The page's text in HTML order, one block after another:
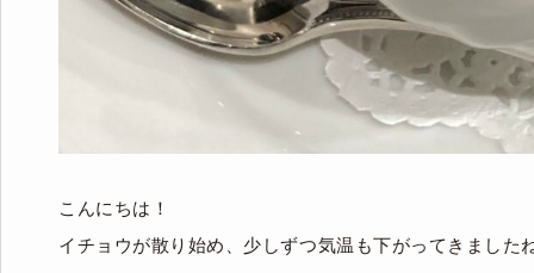
こんにちは！
イチョウが散り始め、少しずつ気温も下がってきました